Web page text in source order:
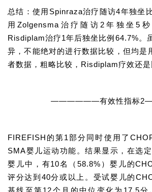
学
苑
A
l
l
s
h
联
总结：使用Spinraza治疗随访4年独坐
用Zolgensma治疗随访2年独坐5
Risdiplam治疗1年后独坐比例64.7%。
异，不能绝对的进行数据比较，但均是
者数据，粗略比较，Risdiplam疗效还是
——————有效性指标
FIREFISH的第1部分同时使用了
SMA婴儿运动功能。结果显示，在选
婴儿中，有10名（58.8%）婴儿的
评分达到40分或以上。受试婴儿的
基线至第12个月的中位变化为17.5分